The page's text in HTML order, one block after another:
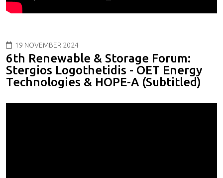
19 NOVEMBER 2024
6th Renewable & Storage Forum:
Stergios Logothetidis - OET Energy
Technologies & HOPE-A (Subtitled)